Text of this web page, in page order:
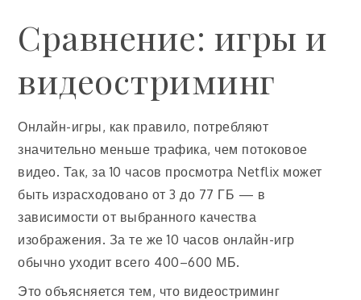
Сравнение: игры и
видеостриминг
Онлайн-игры, как правило, потребляют
значительно меньше трафика, чем потоковое
видео. Так, за 10 часов просмотра Netflix может
быть израсходовано от 3 до 77 ГБ — в
зависимости от выбранного качества
изображения. За те же 10 часов онлайн-игр
обычно уходит всего 400–600 МБ.
Это объясняется тем, что видеостриминг